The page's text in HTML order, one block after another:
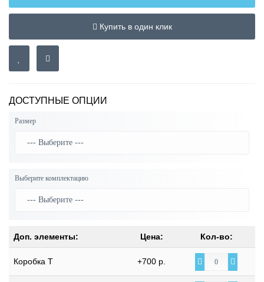
Купить в один клик
ДОСТУПНЫЕ ОПЦИИ
Размер
Выберите комплектацию
Доп. элементы: Цена: Кол-во:
Коробка Т +700 р.